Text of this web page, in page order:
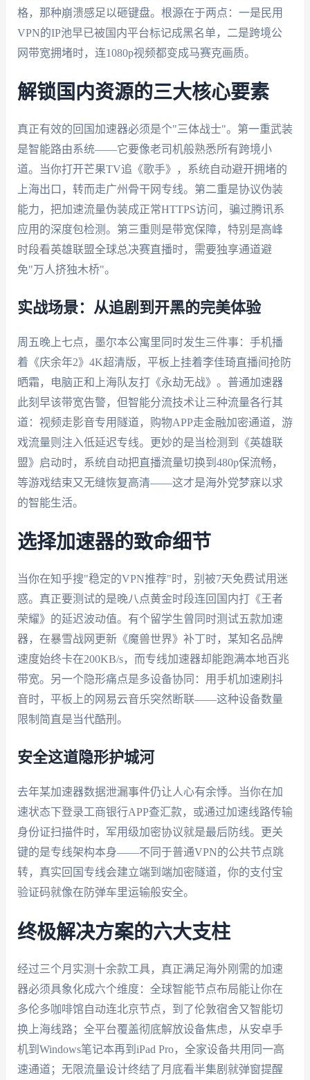
格，那种崩溃感足以砸键盘。根源在于两点：一是民用
VPN的IP池早已被国内平台标记成黑名单，二是跨境公
网带宽拥堵时，连1080p视频都变成马赛克画质。
解锁国内资源的三大核心要素
真正有效的回国加速器必须是个"三体战士"。第一重武装
是智能路由系统——它要像老司机般熟悉所有跨境小
道。当你打开芒果TV追《歌手》，系统自动避开拥堵的
上海出口，转而走广州骨干网专线。第二重是协议伪装
能力，把加速流量伪装成正常HTTPS访问，骗过腾讯系
应用的深度包检测。第三重则是带宽保障，特别是高峰
时段看英雄联盟全球总决赛直播时，需要独享通道避
免"万人挤独木桥"。
实战场景：从追剧到开黑的完美体验
周五晚上七点，墨尔本公寓里同时发生三件事：手机播
着《庆余年2》4K超清版，平板上挂着李佳琦直播间抢防
晒霜，电脑正和上海队友打《永劫无战》。普通加速器
此刻早该带宽告警，但智能分流技术让三种流量各行其
道：视频走影音专用隧道，购物APP走金融加密通道，游
戏流量则注入低延迟专线。更妙的是当检测到《英雄联
盟》启动时，系统自动把直播流量切换到480p保流畅，
等游戏结束又无缝恢复高清——这才是海外党梦寐以求
的智能生活。
选择加速器的致命细节
当你在知乎搜"稳定的VPN推荐"时，别被7天免费试用迷
惑。真正要测试的是晚八点黄金时段连回国内打《王者
荣耀》的延迟波动值。有个留学生曾同时测试五款加速
器，在暴雪战网更新《魔兽世界》补丁时，某知名品牌
速度始终卡在200KB/s，而专线加速器却能跑满本地百兆
带宽。另一个隐形痛点是多设备协同：用手机加速刷抖
音时，平板上的网易云音乐突然断联——这种设备数量
限制简直是当代酷刑。
安全这道隐形护城河
去年某加速器数据泄漏事件仍让人心有余悸。当你在加
速状态下登录工商银行APP查汇款，或通过加速线路传输
身份证扫描件时，军用级加密协议就是最后防线。更关
键的是专线架构本身——不同于普通VPN的公共节点跳
转，真实回国专线会建立端到端加密隧道，你的支付宝
验证码就像在防弹车里运输般安全。
终极解决方案的六大支柱
经过三个月实测十余款工具，真正满足海外刚需的加速
器必须具象化成六个维度：全球智能节点布局能让你在
多伦多咖啡馆自动连北京节点，到了伦敦宿舍又智能切
换上海线路；全平台覆盖彻底解放设备焦虑，从安卓手
机到Windows笔记本再到iPad Pro，全家设备共用同一高
速通道；无限流量设计终结了月底看半集剧就弹窗提醒